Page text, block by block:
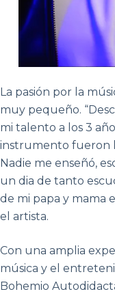
La pasión por la
muy pequeño.
mi talento a los 3
instrumento fueron
Nadie me enseñó,
un dia de tanto
de mi papa y mama
el artista.
Con una amplia
música y el
Bohemio